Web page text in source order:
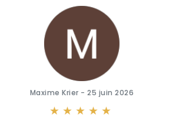
Maxime Krier - 25 juin 2026